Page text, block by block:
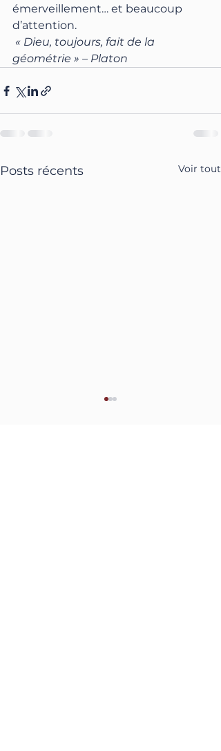
émerveillement… et beaucoup
d’attention.
« Dieu, toujours, fait de la
géométrie » – Platon
Posts récents Voir tout